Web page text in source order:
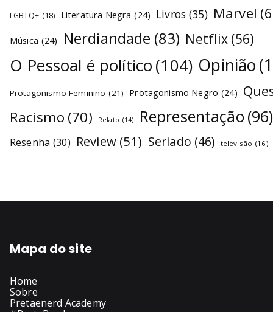
LGBTQ+ (18) Literatura Negra (24) Livros (35) Marvel
Música (24) Nerdiandade (83) Netflix (56)
O Pessoal é político(104) Opinião
Protagonismo Feminino (21) Protagonismo Negro (24)
Racismo (70) Relato (14) Representação (96)
Resenha (30) Review (51) Seriado (46) televisão (16)
Mapa do site
Home
Sobre
Pretaenerd Academy